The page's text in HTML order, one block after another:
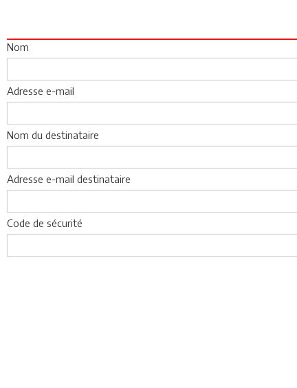
Nom
Adresse e-mail
Nom du destinataire
Adresse e-mail destinataire
Code de sécurité